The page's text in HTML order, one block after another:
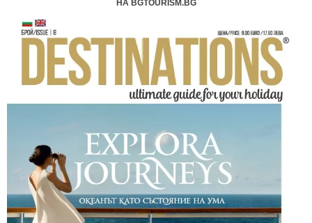
НА BGTOURISM.BG